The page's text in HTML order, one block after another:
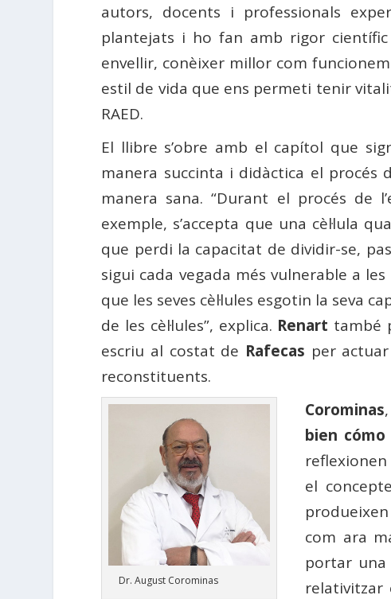
autors, docents i professionals
plantejats i ho fan amb rigor
envellir, conèixer millor com
estil de vida que ens permeti tenir
RAED.
El llibre s’obre amb el capítol que
manera succinta i didàctica el
manera sana. “Durant el procés de
exemple, s’accepta que una cèl·lula
que perdi la capacitat de dividir-se,
sigui cada vegada més vulnerable a
que les seves cèl·lules esgotin la seva
de les cèl·lules”, explica. Renart també
escriu al costat de Rafecas per
reconstituents.
Dr. August Corominas
Corominas
bien
el
com ara
portar
relativitzar